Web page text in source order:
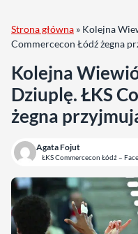
Strona główna » Kolejna
Commercecon Łódź żegna
Kolejna
Dziuplę. ŁKS
żegna
Agata Fojut
ŁKS Commercecon Łódź –